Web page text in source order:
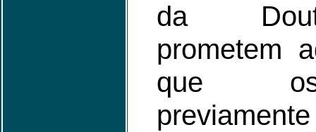
da
prometem
que os